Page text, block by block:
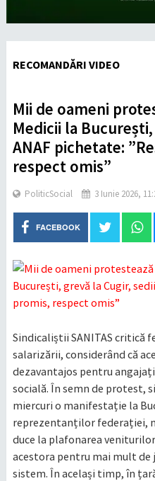
RECOMANDĂRI VIDEO
Mii de oameni
Medicii la
ANAF pichetate:
respect omis”
PoliticSocial 3 Iunie 2026,
FACEBOOK
Sindicaliștii SANITAS critică
salarizării, considerând că
dezavantajos pentru
socială. În semn de protest,
miercuri o manifestație la
reprezentanților federației,
duce la plafonarea
acestora pentru mai mult
sistem. În același timp, în